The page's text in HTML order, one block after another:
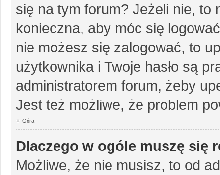
się na tym forum? Jeżeli nie, to
konieczna, aby móc się
nie możesz się zalogować, to
użytkownika i Twoje hasło są
administratorem forum, żeby
Jest też możliwe, że problem
Góra
Dlaczego w ogóle muszę się
Możliwe, że nie musisz, to od